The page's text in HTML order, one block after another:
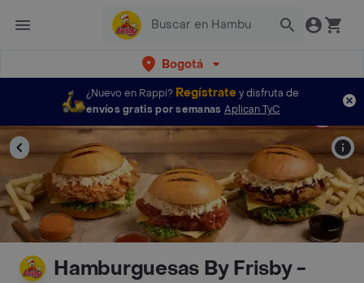
Bogotá
¿Nuevo en Rappi? Regístratey disfruta de
envíos gratis por semanas Aplican TyC
Hamburguesas By Frisby -